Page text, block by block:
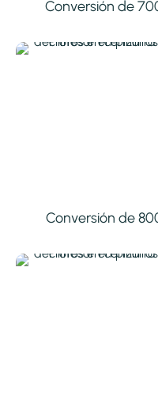
Conversión de
Conversión de